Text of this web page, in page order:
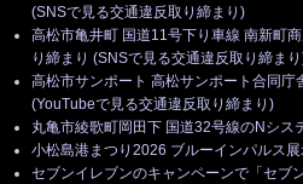
(SNSで見る交通違反取り締まり)
高松市亀井町 国道11号下り車線 南新町
り締まり (SNSで見る交通違反取り締ま
高松市サンポート 高松サンポート合同庁
(YouTubeで見る交通違反取り締まり)
丸亀市綾歌町岡田下 国道32号線のNシス
小松島港まつり2026 ブルーインパルス
セブンイレブンのキャンペーンで「セブ